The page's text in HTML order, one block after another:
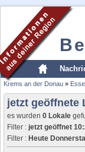
Krems an der Donau »
jetzt geöffnete
es wurden 0 Lokale
Filter : jetzt geöffnet
Filter : Heute